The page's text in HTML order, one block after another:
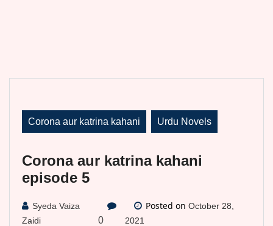
Corona aur katrina kahani Urdu Novels
Corona aur katrina kahani
episode 5
Syeda Vaiza
Zaidi
0
Posted on October 28,
2021